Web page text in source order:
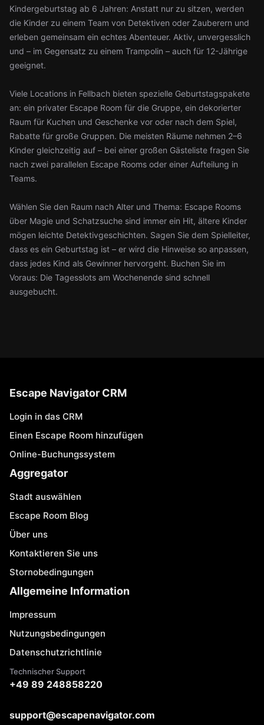
Kindergeburtstag ab 6 Jahren: Anstatt nur zu sitzen, werden
die Kinder zu einem Team von Detektiven oder Zauberern und
erleben gemeinsam ein echtes Abenteuer. Aktiv, unvergesslich
und – im Gegensatz zu einem Trampolin – auch für 12-Jährige
geeignet.
Viele Locations in Fellbach bieten spezielle Geburtstagspakete
an: ein privater Escape Room für die Gruppe, ein dekorierter
Raum für Kuchen und Geschenke vor oder nach dem Spiel,
Rabatte für große Gruppen. Die meisten Räume nehmen 2–6
Kinder gleichzeitig auf – bei einer großen Gästeliste fragen Sie
nach zwei parallelen Escape Rooms oder einer Aufteilung in
Teams.
Wählen Sie den Raum nach Alter und Thema: Escape Rooms
über Magie und Schatzsuche sind immer ein Hit, ältere Kinder
mögen leichte Detektivgeschichten. Sagen Sie dem Spielleiter,
dass es ein Geburtstag ist – er wird die Hinweise so anpassen,
dass jedes Kind als Gewinner hervorgeht. Buchen Sie im
Voraus: Die Tagesslots am Wochenende sind schnell
ausgebucht.
Escape Navigator CRM
Login in das CRM
Einen Escape Room hinzufügen
Online-Buchungssystem
Aggregator
Stadt auswählen
Escape Room Blog
Über uns
Kontaktieren Sie uns
Stornobedingungen
Allgemeine Information
Impressum
Nutzungsbedingungen
Datenschutzrichtlinie
Technischer Support
+49 89 248858220
support@escapenavigator.com